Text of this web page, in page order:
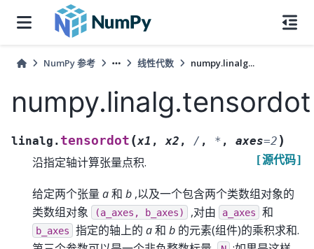
NumPy 参考 线性代数 numpy.linalg...
numpy.linalg.tensordot
linalg. tensordot (x1 ,x2 , / , * , axes=2 )
[源代码]
沿指定轴计算张量点积.
给定两个张量 a和 b ,以及一个包含两个类数组对象的
类数组对象
(a_axes, b_axes) ,对由 a_axes 和
b_axes 指定的轴上的 a和 b 的元素(组件)的乘积求和.